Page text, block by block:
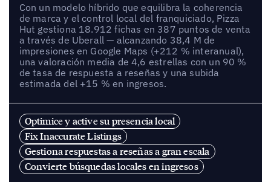
Con un modelo híbrido que equilibra la coherencia
de marca y el control local del franquiciado, Pizza
Hut gestiona 18.912 fichas en 387 puntos de venta
a través de Uberall — alcanzando 38,4 M de
impresiones en Google Maps (+212 % interanual),
una valoración media de 4,6 estrellas con un 90 %
de tasa de respuesta a reseñas y una subida
estimada del +15 % en ingresos.
Optimice y active su presencia local
Fix Inaccurate Listings
Gestiona respuestas a reseñas a gran escala
Convierte búsquedas locales en ingresos